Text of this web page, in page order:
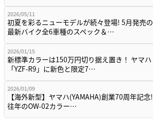
2026/05/11
初夏を彩るニューモデルが続々登場! 5月発売の
最新バイク全6車種のスペック＆…
2026/01/15
新標準カラーは150万円切り据え置き！ ヤマハ
「YZF-R9」に新色と限定7…
2026/01/09
【海外新型】ヤマハ(YAMAHA)創業70周年記念!
往年のOW-02カラー…